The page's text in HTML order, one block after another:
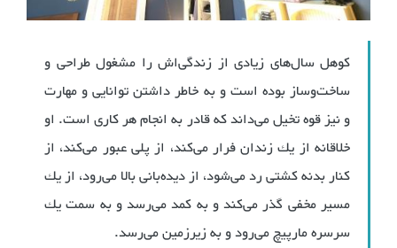
كوهل سال‌های زیادی از زندگی‌اش را مشغول طراحی و
ساخت‌وساز بوده است و به خاطر داشتن توانایی و مهارت
و نیز قوه تخیل می‌داند كه قادر به انجام هر كاری است. او
خلاقانه از یك زندان فرار می‌كند، از پلی عبور می‌كند، از
كنار بدنه كشتی رد می‌شود، از دیده‌بانی بالا می‌رود، از یك
مسیر مخفی گذر می‌كند و به كمد می‌رسد و به سمت یك
سرسره مارپیچ می‌رود و به زیرزمین می‌رسد.